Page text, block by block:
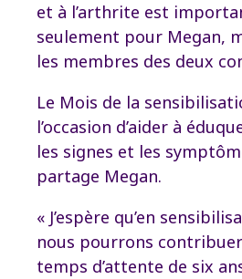
et à l’arthrite est
seulement pour Megan,
les membres des deux
Le Mois de la
l’occasion d’aider à
les signes et les
partage Megan.
« J’espère qu’en
nous pourrons
temps d’attente de six